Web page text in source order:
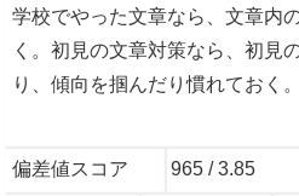
学校でやった文章なら、文章内
く。初見の文章対策なら、初見
り、傾向を掴んだり慣れておく。
偏差値スコア 965 / 3.85